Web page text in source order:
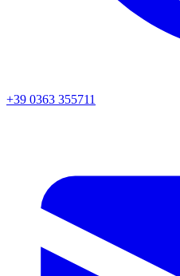
+39 0363 355711